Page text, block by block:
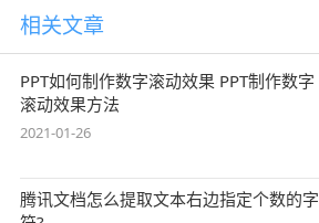
相关文章
PPT如何制作数字滚动效果 PPT制作数字
滚动效果方法
2021-01-26
腾讯文档怎么提取文本右边指定个数的字